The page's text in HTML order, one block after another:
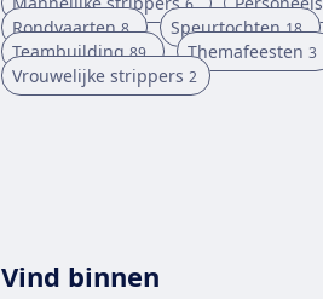
6
Rondvaarten 8 Speurtochten 18
Teambuilding 89 Themafeesten 3
Vrouwelijke strippers 2
Vind binnen